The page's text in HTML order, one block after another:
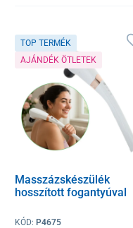
TOP TERMÉK
AJÁNDÉK ÖTLETEK
Masszázskészülék
hosszított fogantyúval
KÓD: P4675